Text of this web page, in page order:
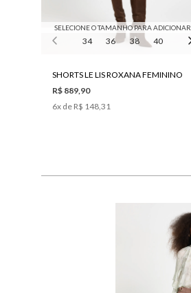
SELECIONE O TAMANHO PARA ADICIONAR
34 36 38 40
SHORTS LE LIS ROXANA FEMININO
R$ 889,90
6x de R$ 148,31